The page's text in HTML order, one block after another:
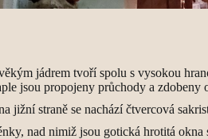
jádrem tvoří spolu s vysokou
jsou propojeny průchody a zdobeny
jižní straně se nachází čtvercová
nad nimiž jsou gotická hrotitá